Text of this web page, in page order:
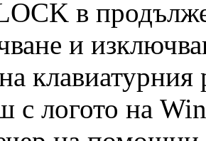
в
и
с логото на